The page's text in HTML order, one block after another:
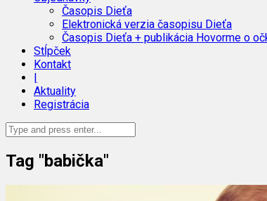
Časopis Dieťa
Elektronická verzia časopisu Dieťa
Časopis Dieťa + publikácia Hovorme o
Stĺpček
Kontakt
|
Aktuality
Registrácia
Tag "babička"